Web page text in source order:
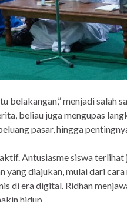
belakangan,” menjadi
beliau juga mengupas
pasar, hingga
Antusiasme siswa
yang diajukan, mulai dari
di era digital. Ridhan
hidup.